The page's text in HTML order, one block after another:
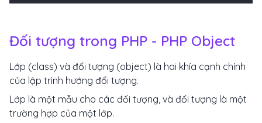
Đối tượng trong PHP - PHP Object
Lớp (class) và đối tượng (object) là hai khía cạnh chính
của lập trình hướng đối tượng.
Lớp là một mẫu cho các đối tượng, và đối tượng là một
trường hợp của một lớp.